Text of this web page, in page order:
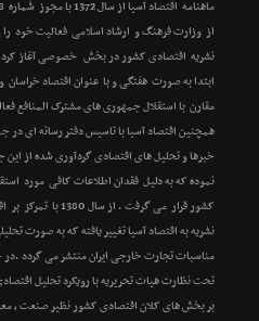
ماهنامه اقتصاد آسیا از سال 1372 با مجوز شماره 124/5138
از وزارت فرهنگ و ارشاد اسلامی فعالیت خود را
نشریه اقتصادی کشور در بخش خصوصی آغاز کرد
ابتدا به صورت هفتگی و با عنوان اقتصاد خراسان
مقارن با استقلال جمهوری های مشترک المنافع
همچنین اقتصاد آسیا با تاسیس دفتر رسانه ای در
خبرها و تحلیل های اقتصادی گردآوری شده از این
نموده که به دلیل فقدان اطلاعات کافی مورد
کشور قرار می گرفت . از سال 1380 با تمرکز بر اقتصاد منطقه نام این
نشریه به اقتصاد آسیا تغییر یافته که به صورت
مناسبات تجارت خارجی ایران منتشر می گردد .در
تحت نظارت هیات تحریریه با رویکرد تحلیل
بر بخش های کلان اقتصادی کشور نظیر صنعت ،